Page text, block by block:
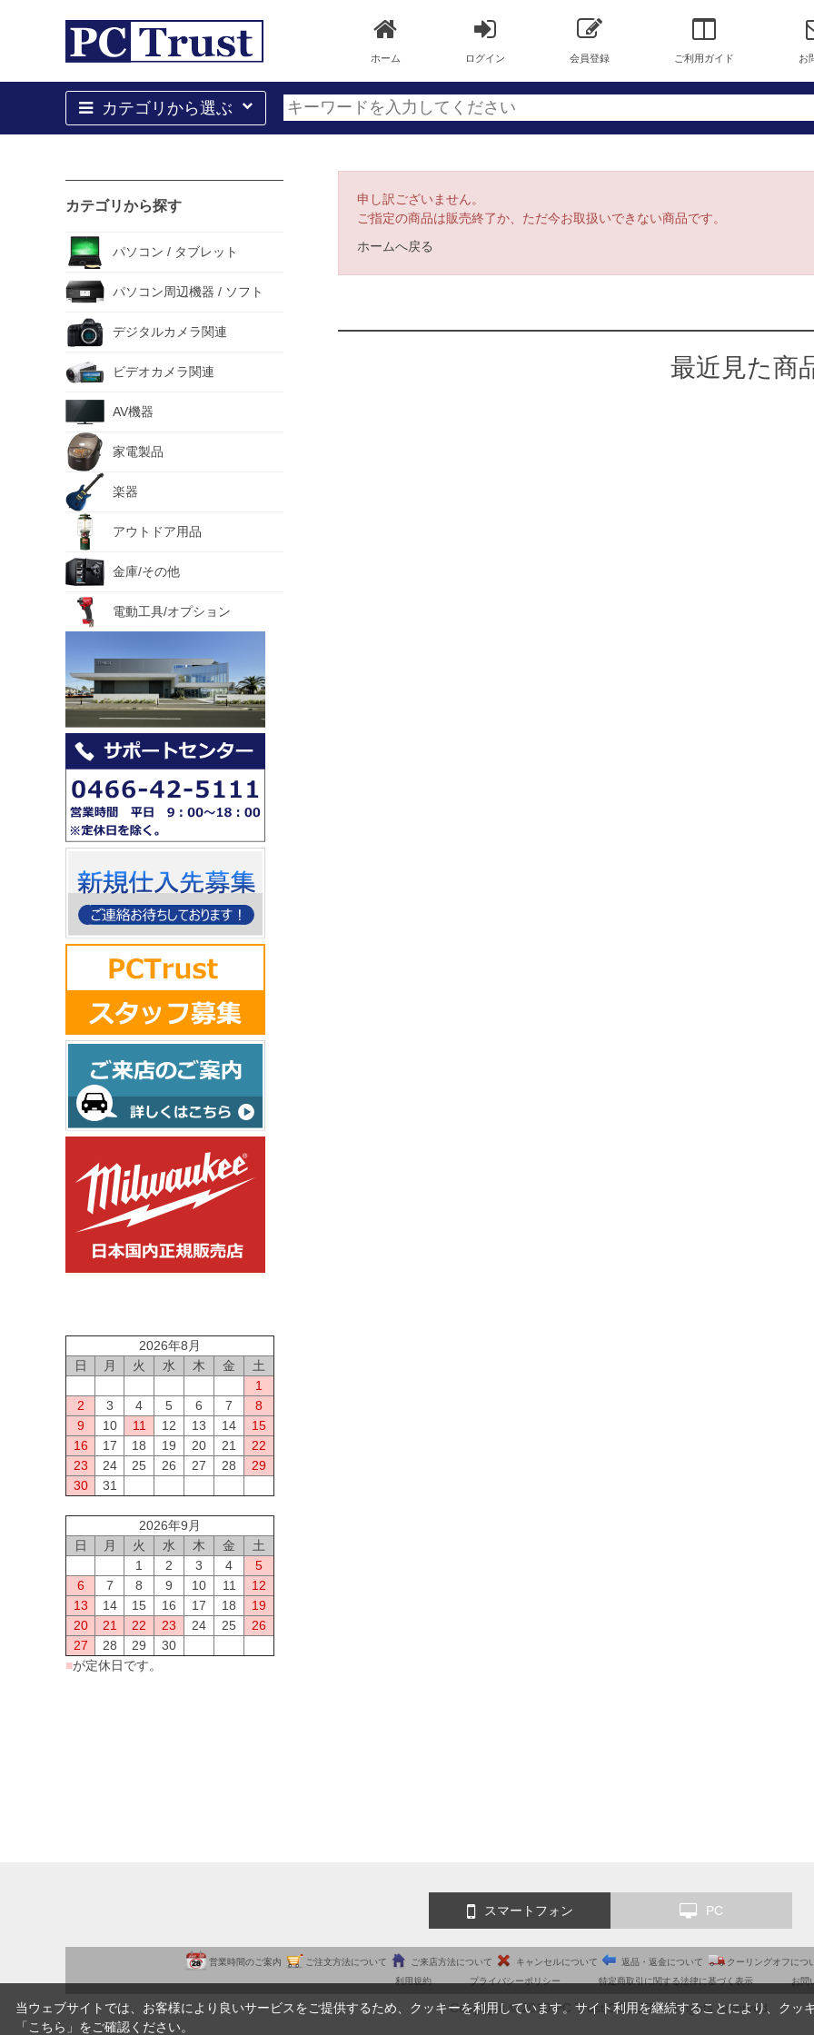
ホーム ログイン 会員登録 ご利用ガイド お
カテゴリから選ぶ
カテゴリから探す
パソコン / タブレット
パソコン周辺機器 / ソフト
デジタルカメラ関連
ビデオカメラ関連
AV機器
家電製品
楽器
アウトドア用品
金庫/その他
電動工具/オプション
2026年8月
日
月 火 水 木 金
土
1
2
3 4 5 6 7
8
9
10 11 12 13 14
15
16
17 18 19 20 21
22
23
24 25 26 27 28
29
30
31
2026年9月
日
月 火 水 木 金
土
1
2 3 4
5
6
7 8 9 10 11
12
13
14 15 16 17 18
19
20
21 22 23 24 25
26
27
28 29
30
■が定休日です。
申し訳ございません。
ご指定の商品は販売終了か、ただ今お取扱いできない商品です。
ホームへ戻る
最近見た商
スマートフォン PC
営業時間のご案内 ご注文方法について ご来店方法について キャンセルについて 返品・返金について クーリングオフにつ
利用規約
プライバシーポリシー 特定商取引に関する法律に基づく表示 お問
Copyright © 2010 PC Trust CO.,LTD. All rights reserved.
当ウェブサイトでは、お客様により良いサービスをご提供するため、クッキーを利用しています。サイト利用を継続することにより、クッ
「 こちら 」をご確認ください。